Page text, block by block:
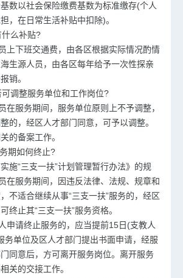
数以社会保险缴费基数为标准缴存(个人
，在日常生活补贴中扣除)。
么补贴?
上下班交通费，由各区根据实际情况酌情
生源人员，由各区每年给予一次性探亲
销。
调整服务单位和工作岗位?
在服务期间，服务单位原则上不予调整，
的，经区人才部门同意，可予以调整。
的备案工作。
期如何终止?
施“三支一扶”计划管理暂行办法》的规
在服务期间，因违反法律、法规、规章和
不适合继续从事“三支一扶”服务的，经区
终止其“三支一扶”服务资格。
申请终止服务的，应当提前15日(支教人
务单位及区人才部门提出书面申请，经服
同意后，方可离开服务岗位。离开服务
关的交接工作。